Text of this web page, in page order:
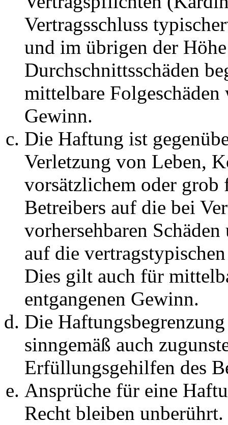
Vertragsschluss
und im übrigen der
Durchschnittsschäden
mittelbare Folgeschäden
Gewinn.
Die Haftung ist
Verletzung von Leben,
vorsätzlichem oder grob
Betreibers auf die bei
vorhersehbaren
auf die
Dies gilt auch für
entgangenen Gewinn.
Die
sinngemäß auch
Erfüllungsgehilfen des
Ansprüche für eine
Recht bleiben unberührt.